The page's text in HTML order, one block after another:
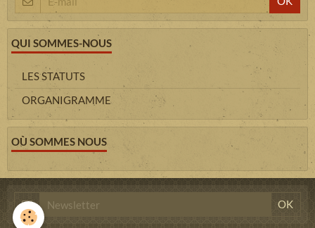
QUI SOMMES-NOUS
LES STATUTS
ORGANIGRAMME
OÙ SOMMES NOUS